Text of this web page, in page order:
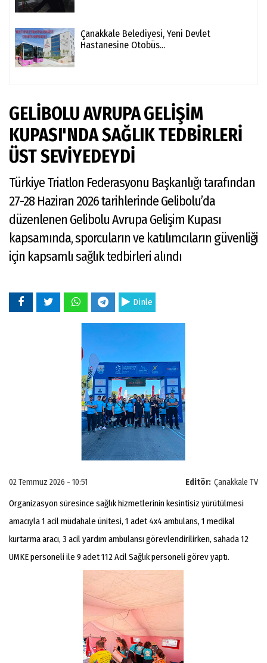
Çanakkale Belediyesi, Yeni Devlet
Hastanesine Otobüs...
GELİBOLU AVRUPA GELİŞİM
KUPASI'NDA SAĞLIK TEDBİRLERİ
ÜST SEVİYEDEYDİ
Türkiye Triatlon Federasyonu Başkanlığı tarafından
27-28 Haziran 2026 tarihlerinde Gelibolu’da
düzenlenen Gelibolu Avrupa Gelişim Kupası
kapsamında, sporcuların ve katılımcıların güvenliği
için kapsamlı sağlık tedbirleri alındı
Dinle
Editör: Çanakkale TV
02 Temmuz 2026 - 10:51
Organizasyon süresince sağlık hizmetlerinin kesintisiz yürütülmesi
amacıyla 1 acil müdahale ünitesi, 1 adet 4x4 ambulans, 1 medikal
kurtarma aracı, 3 acil yardım ambulansı görevlendirilirken, sahada 12
UMKE personeli ile 9 adet 112 Acil Sağlık personeli görev yaptı.